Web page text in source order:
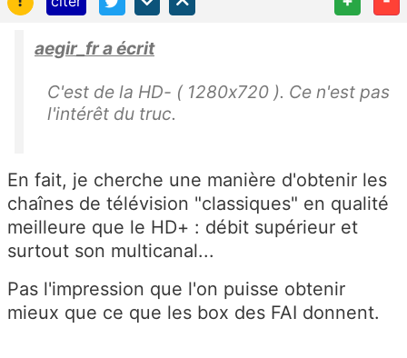
aegir_fr a écrit
C'est de la HD- ( 1280x720 ). Ce n'est pas
l'intérêt du truc.
En fait, je cherche une manière d'obtenir les
chaînes de télévision "classiques" en qualité
meilleure que le HD+ : débit supérieur et
surtout son multicanal...
Pas l'impression que l'on puisse obtenir
mieux que ce que les box des FAI donnent.